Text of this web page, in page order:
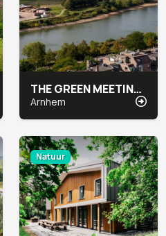
THE GREEN MEETING CENTER ARNHEM
Arnhem
Natuur